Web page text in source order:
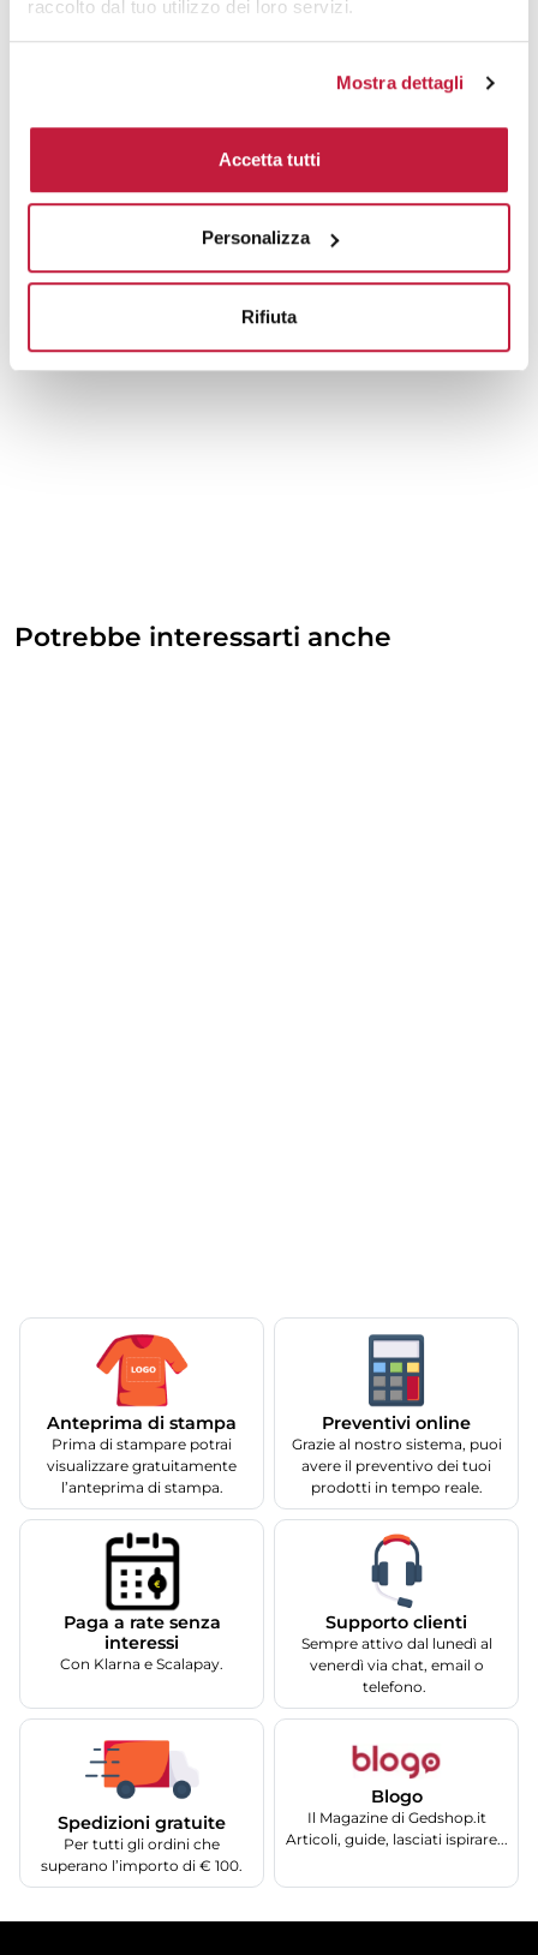
raccolto dal tuo utilizzo dei loro servizi.
Mostra dettagli
Accetta tutti
Personalizza
Rifiuta
Potrebbe interessarti anche
Anteprima di stampa
Prima di stampare potrai
visualizzare gratuitamente
l’anteprima di stampa.
Preventivi online
Grazie al nostro sistema, puoi
avere il preventivo dei tuoi
prodotti in tempo reale.
Paga a rate senza
interessi
Con Klarna e Scalapay.
Supporto clienti
Sempre attivo dal lunedì al
venerdì via chat, email o
telefono.
Spedizioni gratuite
Per tutti gli ordini che
superano l’importo di € 100.
Blogo
Il Magazine di Gedshop.it
Articoli, guide, lasciati ispirare...